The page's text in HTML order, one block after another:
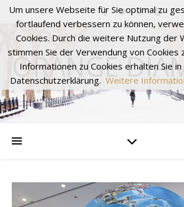
ORANGE
Um unsere Webseite für Sie optimal zu
fortlaufend verbessern zu können,
Cookies. Durch die weitere Nutzung der
stimmen Sie der Verwendung von Cookies
Informationen zu Cookies erhalten Sie
Datenschutzerklärung. Weitere